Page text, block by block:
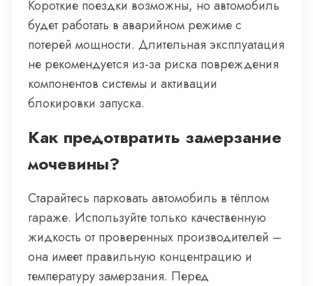
Короткие поездки возможны, но автомобиль
будет работать в аварийном режиме с
потерей мощности. Длительная эксплуатация
не рекомендуется из-за риска повреждения
компонентов системы и активации
блокировки запуска.
Как предотвратить замерзание
мочевины?
Старайтесь парковать автомобиль в тёплом
гараже. Используйте только качественную
жидкость от проверенных производителей –
она имеет правильную концентрацию и
температуру замерзания. Перед